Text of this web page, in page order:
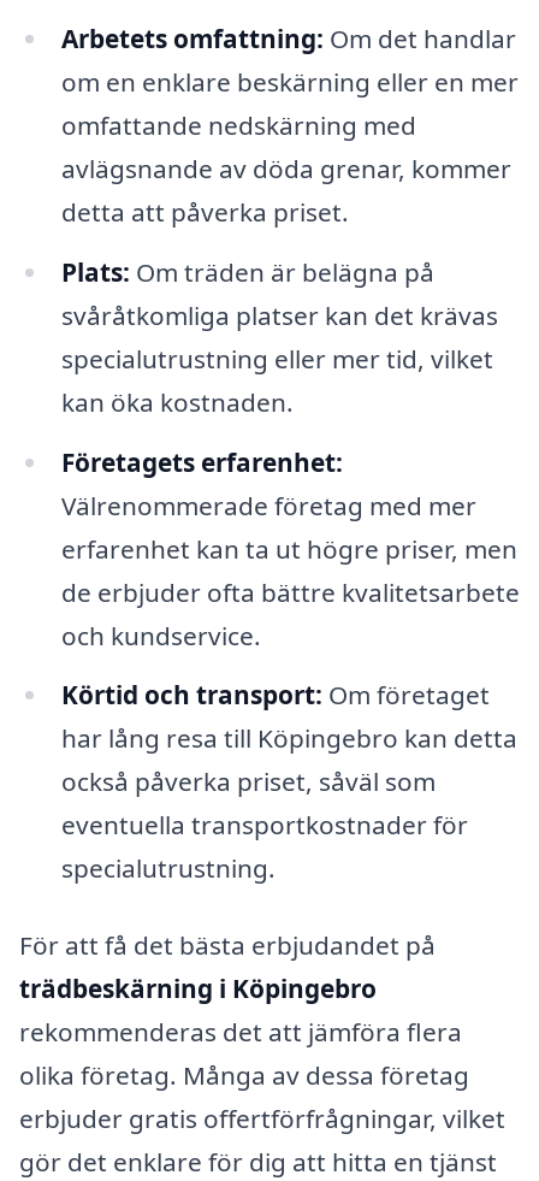
Arbetets omfattning: Om det handlar
om en enklare beskärning eller en mer
omfattande nedskärning med
avlägsnande av döda grenar, kommer
detta att påverka priset.
Plats: Om träden är belägna på
svåråtkomliga platser kan det krävas
specialutrustning eller mer tid, vilket
kan öka kostnaden.
Företagets erfarenhet:
Välrenommerade företag med mer
erfarenhet kan ta ut högre priser, men
de erbjuder ofta bättre kvalitetsarbete
och kundservice.
Körtid och transport: Om företaget
har lång resa till Köpingebro kan detta
också påverka priset, såväl som
eventuella transportkostnader för
specialutrustning.
För att få det bästa erbjudandet på
trädbeskärning i Köpingebro
rekommenderas det att jämföra flera
olika företag. Många av dessa företag
erbjuder gratis offertförfrågningar, vilket
gör det enklare för dig att hitta en tjänst